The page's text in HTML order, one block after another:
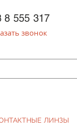
8 555 317
звонок
ЛИНЗЫ